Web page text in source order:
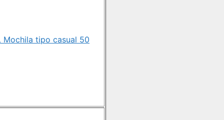
Mochila tipo casual 50